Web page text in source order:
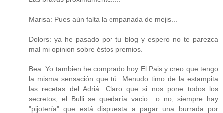
Marisa: Pues aún falta la empanada de mejis...
Dolors: ya he pasado por tu blog y espero no te parezca
mal mi opinion sobre éstos premios.
Bea: Yo tambien he comprado hoy El Pais y creo que tengo
la misma sensación que tú. Menudo timo de la estampita
las recetas del Adriá. Claro que si nos pone todos los
secretos, el Bulli se quedaría vacio....o no, siempre hay
"pijotería" que está dispuesta a pagar una burrada por